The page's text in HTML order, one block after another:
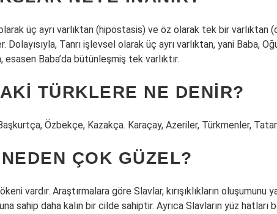
üç ayrı varlıktan (hipostasis) ve öz olarak tek bir varlıktan
Dolayısıyla, Tanrı işlevsel olarak üç ayrı varlıktan, yani Baba,
esasen Baba’da bütünleşmiş tek varlıktır.
TÜRKLERE NE DENIR?
Özbekçe, Kazakça. Karaçay, Azeriler, Türkmenler,
ÇOK GÜZEL?
vardır. Araştırmalara göre Slavlar, kırışıklıkların
sahip daha kalın bir cilde sahiptir. Ayrıca Slavların yüz hatları